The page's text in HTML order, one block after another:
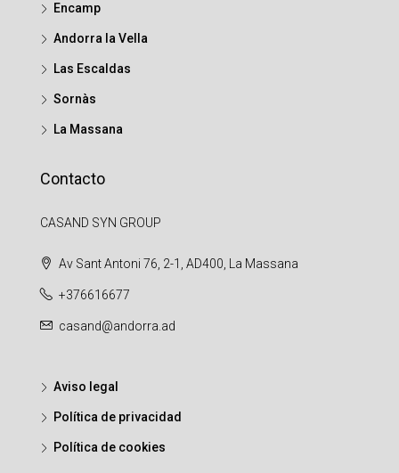
Encamp
Andorra la Vella
Las Escaldas
Sornàs
La Massana
Contacto
CASAND SYN GROUP
Av Sant Antoni 76, 2-1, AD400, La Massana
+376616677
casand@andorra.ad
Aviso legal
Política de privacidad
Política de cookies